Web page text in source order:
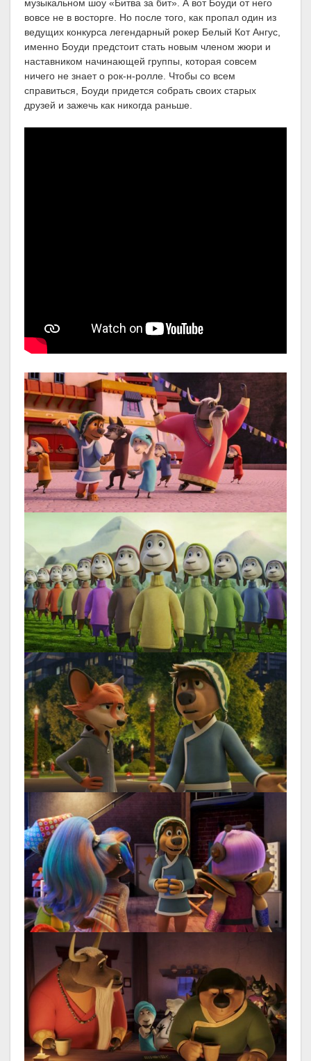
музыкальном шоу «Битва за бит». А вот Боуди от него
вовсе не в восторге. Но после того, как пропал один из
ведущих конкурса легендарный рокер Белый Кот Ангус,
именно Боуди предстоит стать новым членом жюри и
наставником начинающей группы, которая совсем
ничего не знает о рок-н-ролле. Чтобы со всем
справиться, Боуди придется собрать своих старых
друзей и зажечь как никогда раньше.